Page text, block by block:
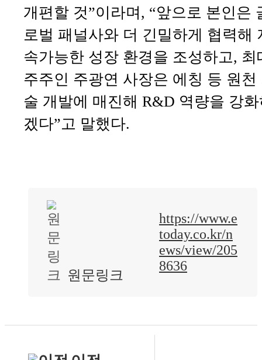
개편할 것”이라며, “앞으로 본인은
로벌 패널사와 더 긴밀하게 협력해
속가능한 성장 환경을 조성하고, 최
주주인 주광연 사장은 에칭 등 원천
술 개발에 매진해 R&D 역량을 강
겠다”고 말했다.
원문링크
https://www.e
today.co.kr/n
ews/view/205
8636